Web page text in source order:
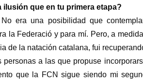
ilusión que en tu primera etapa?
era una posibilidad que
la Federació y para mí. Pero, a
de la natación catalana, fui
personas a las que propuse
que la FCN sigue siendo mi